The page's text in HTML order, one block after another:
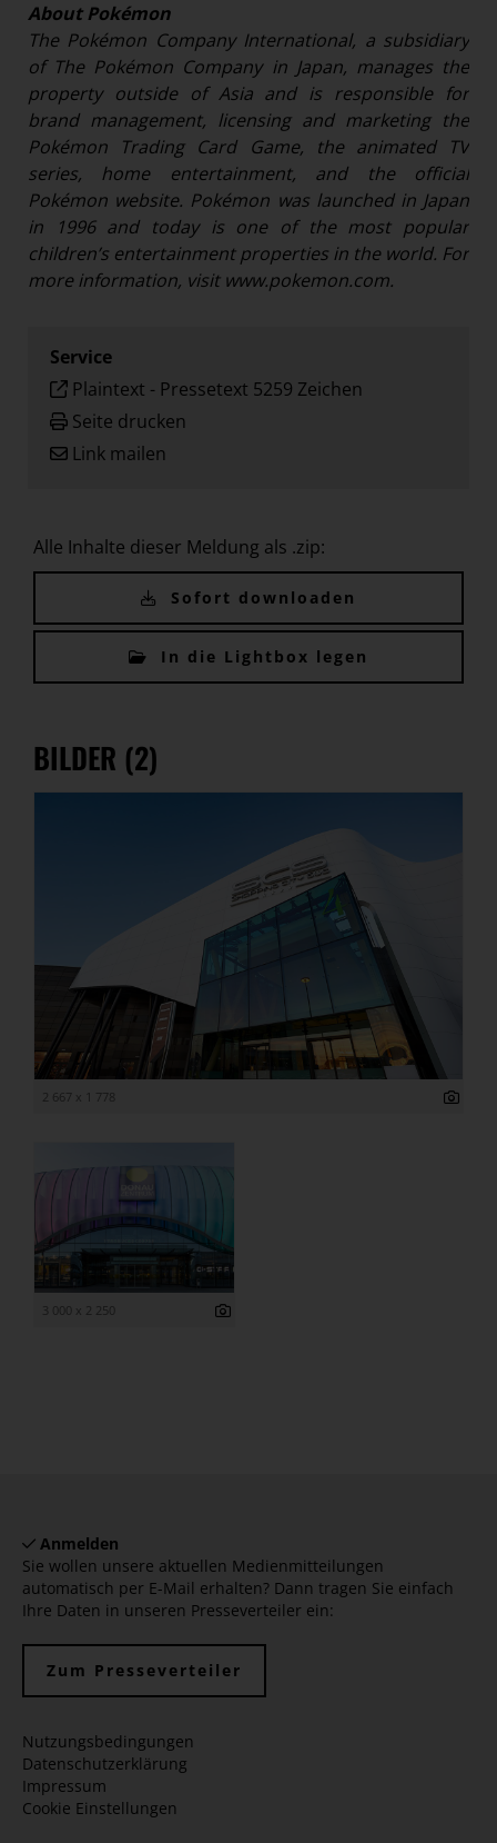
About Pokémon
The Pokémon Company International, a subsidiary
of The Pokémon Company in Japan, manages the
property outside of Asia and is responsible for
brand management, licensing and marketing the
Pokémon Trading Card Game, the animated TV
series, home entertainment, and the official
Pokémon website. Pokémon was launched in Japan
in 1996 and today is one of the most popular
children’s entertainment properties in the world. For
more information, visit www.pokemon.com.
Service
Plaintext - Pressetext 5259 Zeichen
Seite drucken
Link mailen
Alle Inhalte dieser Meldung als .zip:
Sofort downloaden
In die Lightbox legen
BILDER (2)
2 667 x 1 778
3 000 x 2 250
Anmelden
Sie wollen unsere aktuellen Medienmitteilungen
automatisch per E-Mail erhalten? Dann tragen Sie einfach
Ihre Daten in unseren Presseverteiler ein:
Zum Presseverteiler
Nutzungsbedingungen
Datenschutzerklärung
Impressum
Cookie Einstellungen